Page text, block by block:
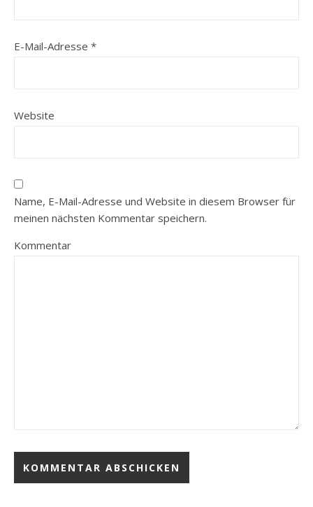
E-Mail-Adresse *
Website
Name, E-Mail-Adresse und Website in diesem Browser für
meinen nächsten Kommentar speichern.
Kommentar